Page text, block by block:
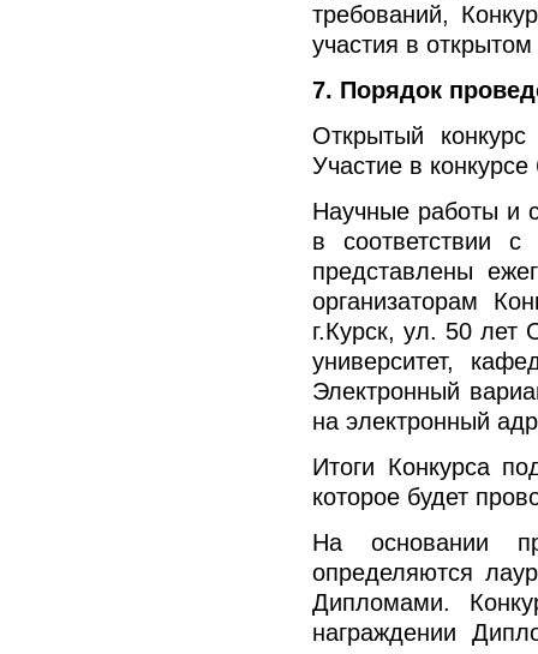
требований,
участия в открытом
7. Порядок
Открытый
Участие в
Научные работы и
в соответствии
представлены
организаторам
г.Курск, ул. 50 лет
университет,
Электронный
на электронный
Итоги Конкурса
которое будет
На основании
определяются
Дипломами.
награждении